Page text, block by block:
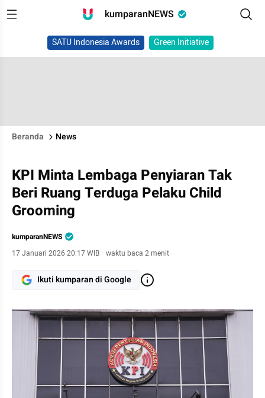
kumparanNEWS
SATU Indonesia Awards Green Initiative
Beranda News
KPI Minta Lembaga Penyiaran Tak
Beri Ruang Terduga Pelaku Child
Grooming
kumparanNEWS
17 Januari 2026 20:17 WIB · waktu baca 2 menit
Ikuti kumparan di Google